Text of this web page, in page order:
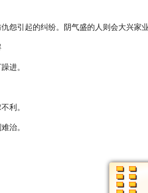
怨引起的纠纷。阴气盛的人则会大兴家
进。
利。
治。